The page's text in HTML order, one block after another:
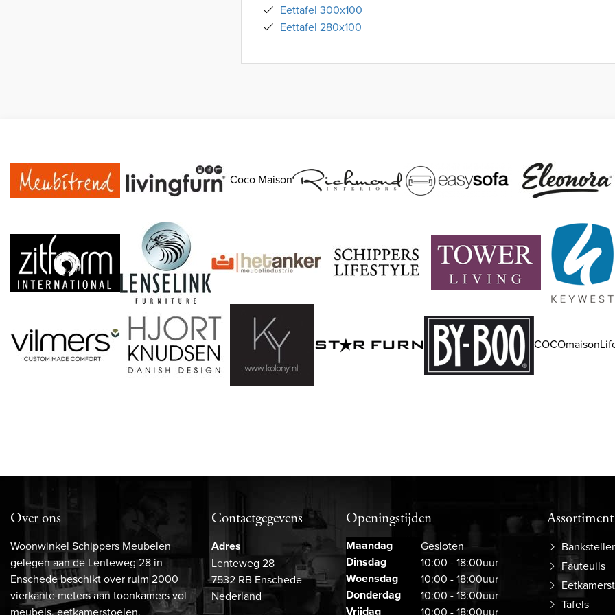
Eettafel 300x100
Eettafel 280x100
Coco Maison
Over ons
Woonwinkel Schippers Meubelen
gelegen aan de Lenteweg 28 in
Enschede beschikt over ruim 2000
vierkante meters aan toonkamers vol
meubels, eetkamerstoelen,
Contactgegevens
Adres
Lenteweg 28
7532 RB Enschede
Nederland
Openingstijden
Maandag Gesloten
Dinsdag 10:00 - 18:00uur
Woensdag 10:00 - 18:00uur
Donderdag 10:00 - 18:00uur
Vrijdag 10:00 - 18:00uur
Assortiment
Fauteuils
Tafels